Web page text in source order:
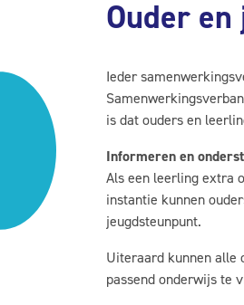
Ouder
Ieder
is dat ouders en
Informeren en
Als een leerling extra
instantie kunnen
jeugdsteunpunt.
Uiteraard kunnen alle
passend onderwijs te